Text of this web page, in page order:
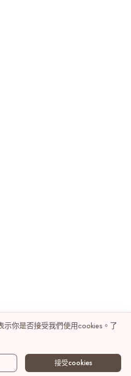
示你是否接受我們使用cookies。了
接受cookies